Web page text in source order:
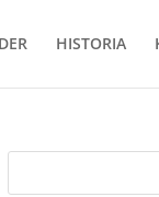
HISTORIA